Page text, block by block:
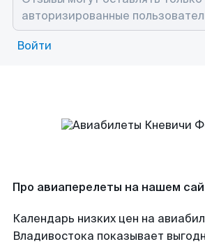
Войти
Про авиаперелеты на нашем
Календарь низких цен на
Владивостока показывает